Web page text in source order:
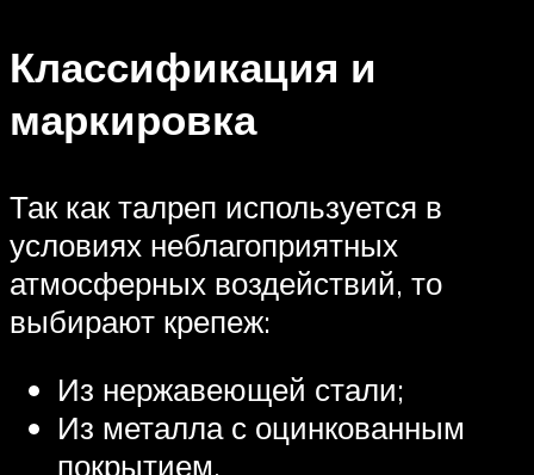
Классификация и
маркировка
Так как талреп используется в
условиях неблагоприятных
атмосферных воздействий, то
выбирают крепеж:
Из нержавеющей стали;
Из металла с оцинкованным
покрытием.